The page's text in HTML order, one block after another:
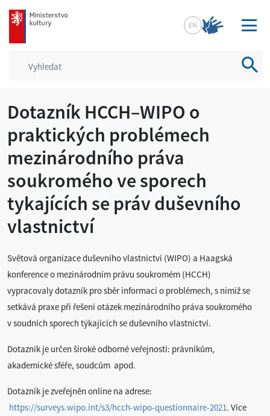
mkcr.cz
EN
Dotazník HCCH–WIPO o
praktických problémech
mezinárodního práva
soukromého ve sporech
tykajících se práv duševního
vlastnictví
Světová organizace duševního vlastnictví (WIPO) a Haagská
konference o mezinárodním právu soukromém (HCCH)
vypracovaly dotazník pro sběr informací o problémech, s nimiž se
setkává praxe při řešení otázek mezinárodního práva soukromého
v soudních sporech týkajících se duševního vlastnictví.
Dotazník je určen široké odborné veřejnosti: právníkům,
akademické sféře, soudcům apod.
Dotazník je zveřejněn online na adrese:
https://surveys.wipo.int/s3/hcch-wipo-questionnaire-2021. Více